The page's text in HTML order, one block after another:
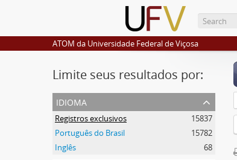
ATOM da Universidade Federal de Viçosa
Limite seus resultados por:
idioma
Registros exclusivos
15837
Português do Brasil
15782
Inglês
68